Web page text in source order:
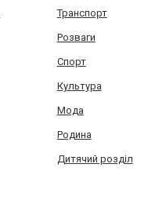
Транспорт
Розваги
Спорт
Культура
Мода
Родина
Дитячий розділ